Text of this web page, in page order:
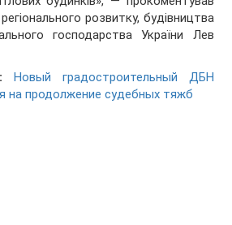
розвитку, будівництва
господарства України Лев
Новый градостроительный ДБН
на продолжение судебных тяжб